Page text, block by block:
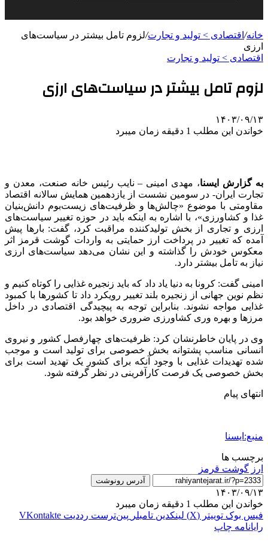
خانه/ اقتصادی > تولید و تجارت/لزوم تامل بیشتر در سیاست‌های
ارزی
اقتصادی > تولید و تجارت
لزوم تامل بیشتر در سیاست‌های ارزی
۱۴۰۳/۰۹/۱۳
خواندن این مطلب 1 دقیقه زمان میبرد
به گزارش ایسنا، مهدی امینی – نایب رئیس خانه صنعت، معدن و
تجارت ایران- در سومین نشست‌ از یازدهمین همایش سالانه اقتصاد
مقاومتی با موضوع «چالش‌ها و ظرفیت‌های زیست‌بوم دانش‌بنیان
غذا و کشاورزی»، با اشاره به اینکه باید در حوزه تغییر سیاست‌های
ارزی و تجاری از بخش تولیدکننده مراقبت کرد، گفت: بارها پیش
آمده که تغییر در پرداخت ارز حمایتی به واردات گوشت قرمز اثر
معکوس خودش را گذاشته و این نشان می‌دهد سیاست‌های ارزی
نیاز به تامل بیشتر دارد.
امینی گفت: کرونا به دنیا یاد داد که باید زنجیره غذایی را کوتاه کنیم و
نظم نوین جهانی از زنجیره بلند تغییر رویکرد داد تا کشورها با کمبود
غذایی مواجه نشوند. بنابراین توجه به پیچیدگی اقتصادی در داخل
مرزها و بهره وری کشاورزی ضروری خواهد بود.
وی در پایان خاطرنشان کرد: ظرفیت‌های چهارفصل کشور و نیروی
انسانی مناسب پشتوانه بخش خصوصی برای تولید است و موجب
شده تهدیدات غذایی با وجود آنکه برای کشور یک تهدید است برای
بخش خصوصی یک فرصت کارآفرینی در نظر گرفته شود.
انتهای پیام
منبع:ایسنا
برچسب ها
ارز گوشت قرمز
آدرس رونوشت
۱۴۰۳/۰۹/۱۳
خواندن این مطلب 1 دقیقه زمان میبرد
فیس بوک توییتر (X) لینکدین ‫تامبلر ‫پین‌ترست ‫رددیت ‫VKontakte
رایانامه چاپ